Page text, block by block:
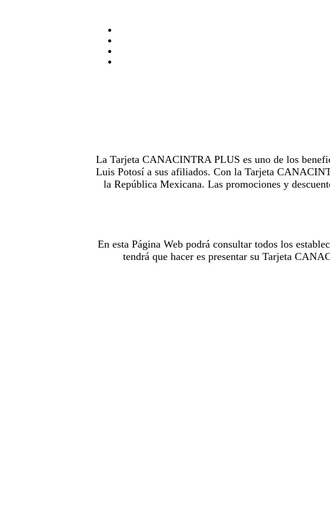
La Tarjeta CANACINTRA PLUS es uno de los
Luis Potosí a sus afiliados. Con la Tarjeta
la República Mexicana. Las promociones y
En esta Página Web podrá consultar todos los
tendrá que hacer es presentar su Tarjeta